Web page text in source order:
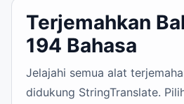
Terjemahkan
194 Bahasa
Jelajahi semua alat
didukung StringTranslate.